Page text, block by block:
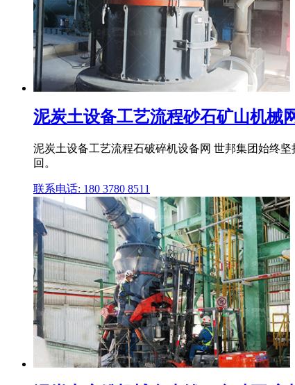
泥炭土设备工艺流程砂石矿山机械
泥炭土设备工艺流程石破碎机设备网 世邦集团始终
回。
联系电话: 180 3780 8511